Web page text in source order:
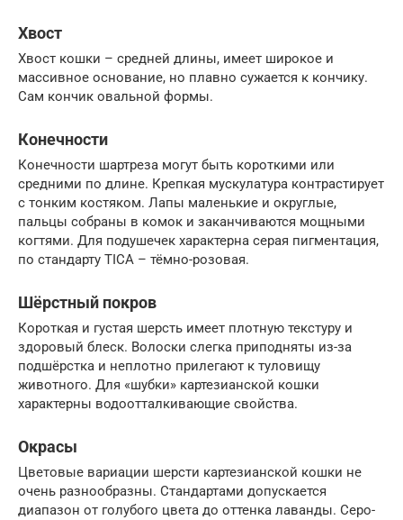
Хвост
Хвост кошки – средней длины, имеет широкое и
массивное основание, но плавно сужается к кончику.
Сам кончик овальной формы.
Конечности
Конечности шартреза могут быть короткими или
средними по длине. Крепкая мускулатура контрастирует
с тонким костяком. Лапы маленькие и округлые,
пальцы собраны в комок и заканчиваются мощными
когтями. Для подушечек характерна серая пигментация,
по стандарту TICA – тёмно-розовая.
Шёрстный покров
Короткая и густая шерсть имеет плотную текстуру и
здоровый блеск. Волоски слегка приподняты из-за
подшёрстка и неплотно прилегают к туловищу
животного. Для «шубки» картезианской кошки
характерны водоотталкивающие свойства.
Окрасы
Цветовые вариации шерсти картезианской кошки не
очень разнообразны. Стандартами допускается
диапазон от голубого цвета до оттенка лаванды. Серо-